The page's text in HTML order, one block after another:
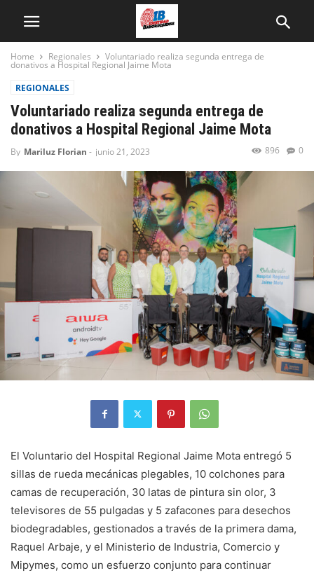
Home Regionales Voluntariado realiza segunda entrega de
donativos a Hospital Regional Jaime Mota
REGIONALES
Voluntariado realiza segunda entrega de
donativos a Hospital Regional Jaime Mota
By Mariluz Florian - junio 21, 2023 0
896
El Voluntario del Hospital Regional Jaime Mota entregó 5
sillas de rueda mecánicas plegables, 10 colchones para
camas de recuperación, 30 latas de pintura sin olor, 3
televisores de 55 pulgadas y 5 zafacones para desechos
biodegradables, gestionados a través de la primera dama,
Raquel Arbaje, y el Ministerio de Industria, Comercio y
Mipymes, como un esfuerzo conjunto para continuar